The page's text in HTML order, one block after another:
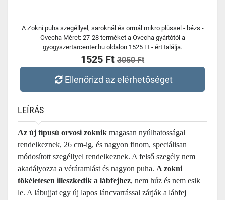
A Zokni puha szegéllyel, saroknál és orrnál mikro plüssel - bézs -
Ovecha Méret: 27-28 terméket a Ovecha gyártótól a
gyogyszertarcenter.hu oldalon 1525 Ft - ért találja.
1525 Ft 3050 Ft
Ellenőrizd az elérhetőséget
LEÍRÁS
Az új típusú orvosi zoknik magasan nyúlhatosságal
rendelkeznek, 26 cm-ig, és nagyon finom, speciálisan
módosított szegéllyel rendelkeznek. A felső szegély nem
akadályozza a véráramlást és nagyon puha. A zokni
tökéletesen illeszkedik a lábfejhez, nem húz és nem esik
le. A lábujjat egy új lapos láncvarrással zárják a lábfej